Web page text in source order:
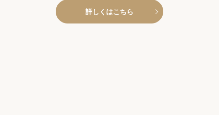
詳しくはこちら